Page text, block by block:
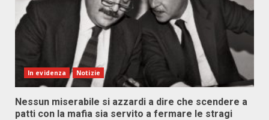
In evidenza Notizie
Nessun miserabile si azzardi a dire che scendere a
patti con la mafia sia servito a fermare le stragi